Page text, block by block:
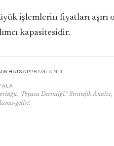
işlemlerin fiyatları
kapasitesidir.
WHATSAPPBAĞLANTI
"Piyasa Derinliği." Stratejik
gelir/.